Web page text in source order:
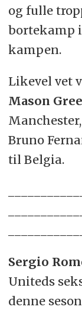
og fulle
bortekamp i
kampen.
Likevel vet
Mason
Bruno
til Belgia.
Sergio
Uniteds
denne